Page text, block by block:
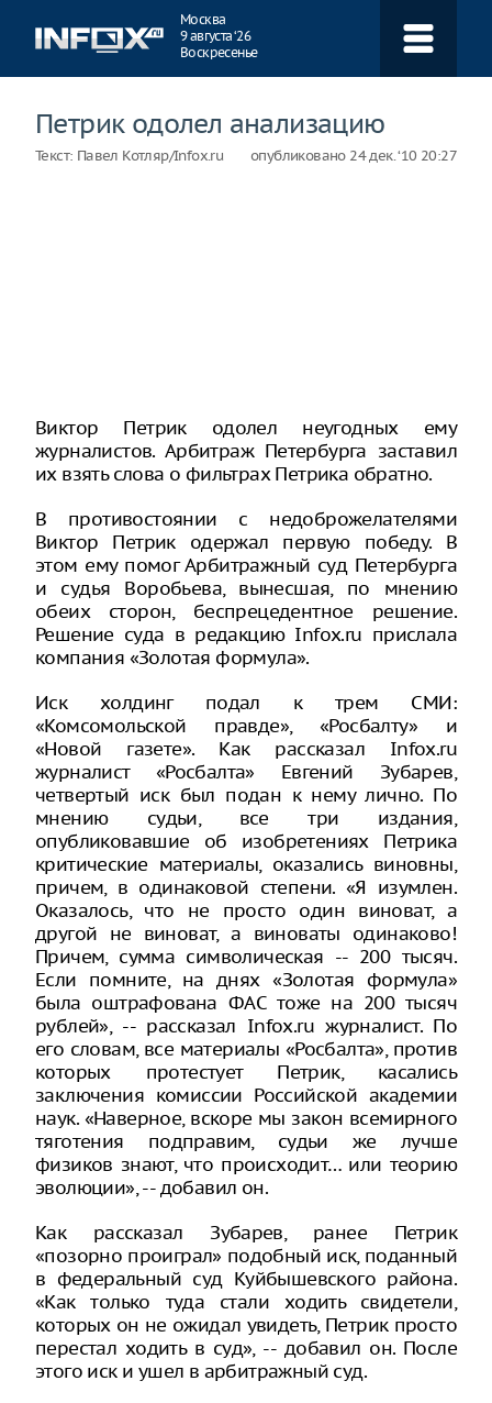
Москва
9 августа ‘26
Воскресенье
Петрик одолел анализацию
Текст: Павел Котляр/Infox.ru опубликовано 24 дек. ‘10 20:27
Виктор Петрик одолел неугодных ему
журналистов. Арбитраж Петербурга заставил
их взять слова о фильтрах Петрика обратно.
В противостоянии с недоброжелателями
Виктор Петрик одержал первую победу. В
этом ему помог Арбитражный суд Петербурга
и судья Воробьева, вынесшая, по мнению
обеих сторон, беспрецедентное решение.
Решение суда в редакцию Infox.ru прислала
компания «Золотая формула».
Иск холдинг подал к трем СМИ:
«Комсомольской правде», «Росбалту» и
«Новой газете». Как рассказал Infox.ru
журналист «Росбалта» Евгений Зубарев,
четвертый иск был подан к нему лично. По
мнению судьи, все три издания,
опубликовавшие об изобретениях Петрика
критические материалы, оказались виновны,
причем, в одинаковой степени. «Я изумлен.
Оказалось, что не просто один виноват, а
другой не виноват, а виноваты одинаково!
Причем, сумма символическая -- 200 тысяч.
Если помните, на днях «Золотая формула»
была оштрафована ФАС тоже на 200 тысяч
рублей», -- рассказал Infox.ru журналист. По
его словам, все материалы «Росбалта», против
которых протестует Петрик, касались
заключения комиссии Российской академии
наук. «Наверное, вскоре мы закон всемирного
тяготения подправим, судьи же лучше
физиков знают, что происходит… или теорию
эволюции», -- добавил он.
Как рассказал Зубарев, ранее Петрик
«позорно проиграл» подобный иск, поданный
в федеральный суд Куйбышевского района.
«Как только туда стали ходить свидетели,
которых он не ожидал увидеть, Петрик просто
перестал ходить в суд», -- добавил он. После
этого иск и ушел в арбитражный суд.